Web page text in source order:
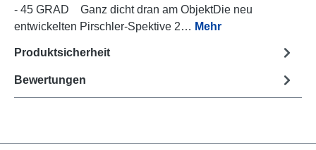
- 45 GRAD Ganz dicht dran am ObjektDie neu
entwickelten Pirschler-Spektive 2… Mehr
Produktsicherheit
Bewertungen